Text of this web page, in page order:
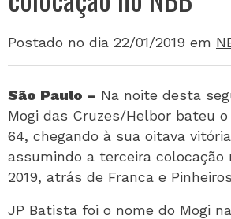
Postado no dia 22/01/2019 em
São Paulo – Na noite desta
Mogi das Cruzes/Helbor bateu
64, chegando à sua oitava
assumindo a terceira colocação
2019, atrás de Franca e
JP Batista foi o nome do Mogi